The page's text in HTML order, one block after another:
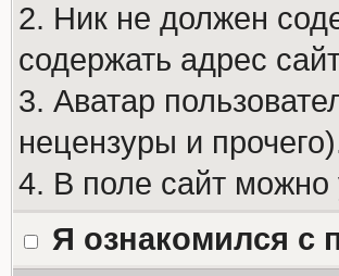
2. Ник не должен
содержать адрес
3. Аватар
нецензуры и
4. В поле сайт
Я ознакомился с